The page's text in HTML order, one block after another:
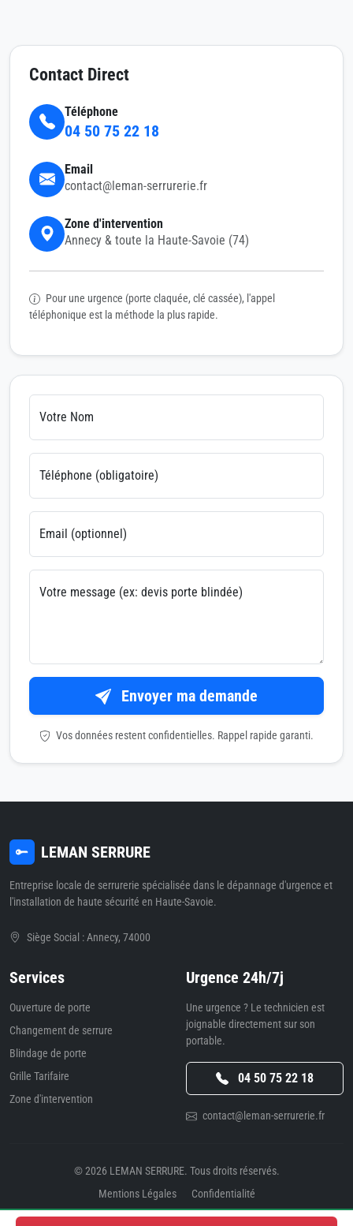
Contact Direct
Téléphone
04 50 75 22 18
Email
contact@leman-serrurerie.fr
Zone d'intervention
Annecy & toute la Haute-Savoie (74)
Pour une urgence (porte claquée, clé cassée), l'appel
téléphonique est la méthode la plus rapide.
Votre Nom
Téléphone (obligatoire)
Email (optionnel)
Votre message (ex: devis porte blindée)
Envoyer ma demande
Vos données restent confidentielles. Rappel rapide garanti.
LEMAN SERRURE
Entreprise locale de serrurerie spécialisée dans le dépannage d'urgence et
l'installation de haute sécurité en Haute-Savoie.
Siège Social : Annecy, 74000
Services
Ouverture de porte
Changement de serrure
Blindage de porte
Grille Tarifaire
Zone d'intervention
Urgence 24h/7j
Une urgence ? Le technicien est
joignable directement sur son
portable.
04 50 75 22 18
contact@leman-serrurerie.fr
© 2026 LEMAN SERRURE. Tous droits réservés.
Mentions Légales
Confidentialité